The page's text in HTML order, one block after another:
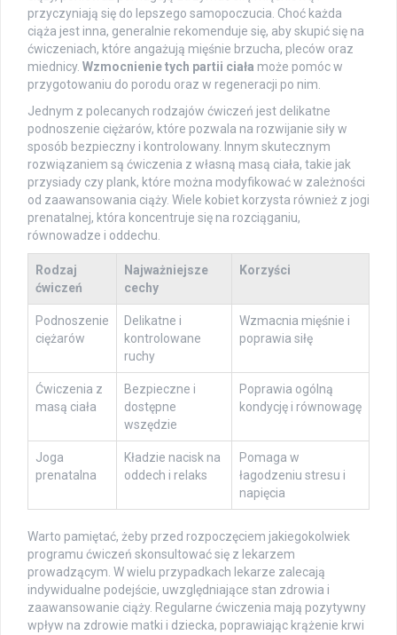
przyczyniają się do lepszego samopoczucia. Choć każda
ciąża jest inna, generalnie rekomenduje się, aby skupić się na
ćwiczeniach, które angażują mięśnie brzucha, pleców oraz
miednicy. Wzmocnienie tych partii ciała może pomóc w
przygotowaniu do porodu oraz w regeneracji po nim.
Jednym z polecanych rodzajów ćwiczeń jest delikatne
podnoszenie ciężarów, które pozwala na rozwijanie siły w
sposób bezpieczny i kontrolowany. Innym skutecznym
rozwiązaniem są ćwiczenia z własną masą ciała, takie jak
przysiady czy plank, które można modyfikować w zależności
od zaawansowania ciąży. Wiele kobiet korzysta również z jogi
prenatalnej, która koncentruje się na rozciąganiu,
równowadze i oddechu.
Rodzaj
ćwiczeń
Najważniejsze
cechy
Korzyści
Podnoszenie
ciężarów
Delikatne i
kontrolowane
ruchy
Wzmacnia mięśnie i
poprawia siłę
Ćwiczenia z
masą ciała
Bezpieczne i
dostępne
wszędzie
Poprawia ogólną
kondycję i równowagę
Joga
prenatalna
Kładzie nacisk na
oddech i relaks
Pomaga w
łagodzeniu stresu i
napięcia
Warto pamiętać, żeby przed rozpoczęciem jakiegokolwiek
programu ćwiczeń skonsultować się z lekarzem
prowadzącym. W wielu przypadkach lekarze zalecają
indywidualne podejście, uwzględniające stan zdrowia i
zaawansowanie ciąży. Regularne ćwiczenia mają pozytywny
wpływ na zdrowie matki i dziecka, poprawiając krążenie krwi